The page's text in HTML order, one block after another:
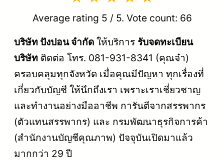
Average rating 5 / 5. Vote count: 66
บริษัท ปังปอน จำกัด ให้บริการ รับจดทะเบียน
บริษัท ติดต่อ โทร. 081-931-8341 (คุณจ๋า)
ครอบคลุมทุกจังหวัด เมื่อคุณมีปัญหา ทุกเรื่องที่
เกี่ยวกับบัญชี ให้นึกถึงเรา เพราะเราเชี่ยวชาญ
และทำงานอย่างมืออาชีพ การันตีจากสรรพากร
(ตัวแทนสรรพากร) และ กรมพัฒนาธุรกิจการค้า
(สำนักงานบัญชีคุณภาพ) ปัจจุบันเปิดมาแล้ว
มากกว่า 29 ปี